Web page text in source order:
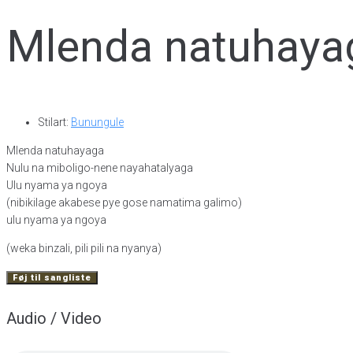
Mlenda
Stilart: Bunungule
Mlenda natuhayaga
Nulu na miboligo-nene nayahatalyaga
Ulu nyama ya ngoya
(nibikilage akabese pye gose namatima galimo)
ulu nyama ya ngoya
(weka binzali, pili pili na nyanya)
Føj til sangliste
Audio / Video